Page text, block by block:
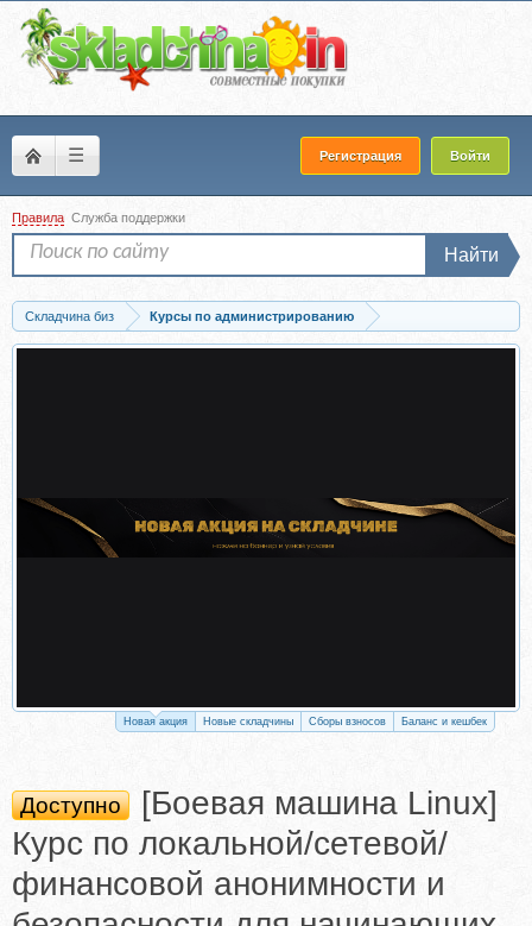
☰ Регистрация Войти
Правила Служба поддержки
Найти
Складчина биз
Курсы по администрированию
Скачать [Боевая машина Linux] Курс по локальной/сетевой/финансовой...
Новая акция Новые складчины Сборы взносов Баланс и кешбек
Доступно
[Боевая машина Linux]
Курс по локальной/сетевой/
финансовой анонимности и